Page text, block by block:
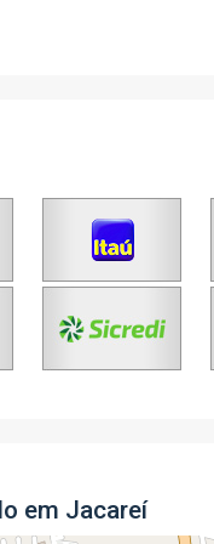
em Jacareí